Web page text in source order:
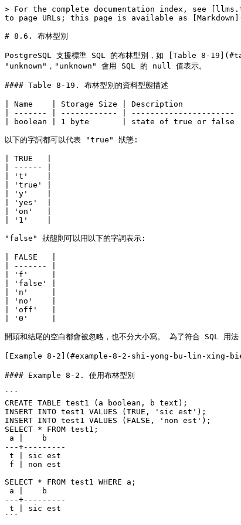
> For the complete documentation index, see
to page URLs; this page is available as
# 8.6. 布林型別
PostgreSQL 支援標準 SQL 的布林型別，如 [Table 8-
"unknown"，"unknown" 會用 SQL 的 null 值表示。
#### Table 8-19. 布林型別的資料型態描述
| Name    | Storage Size | Description            |
| ------- | ------------ | ---------------------- |
| boolean | 1 byte       | state of true or false |
以下的字詞都可以代表 "true" 狀態:
| TRUE   |
| ------ |
| 't'    |
| 'true' |
| 'y'    |
| 'yes'  |
| 'on'   |
| '1'    |
"false" 狀態則可以用以下的字詞表示:
| FALSE   |
| ------- |
| 'f'     |
| 'false' |
| 'n'     |
| 'no'    |
| 'off'   |
| '0'     |
開頭和結尾的空白都會被忽略，也不分大小寫。 為了符合 SQL 用
[Example 8-2](#example-8-2-shi-yong-bu-lin-xing-bie)
#### Example 8-2. 使用布林型別
```
CREATE TABLE test1 (a boolean, b text);
INSERT INTO test1 VALUES (TRUE, 'sic est');
INSERT INTO test1 VALUES (FALSE, 'non est');
SELECT * FROM test1;
---+---------
SELECT * FROM test1 WHERE a;
---+---------
```